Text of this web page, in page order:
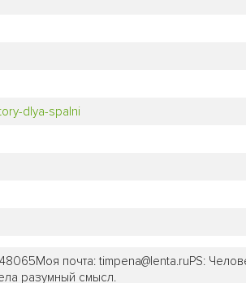
dlya-spalni
почта: timpena@lenta.ruPS:
разумный смысл.